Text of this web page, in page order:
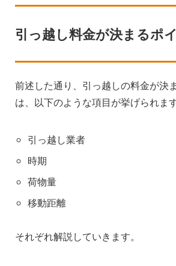
引っ越し料金が決まるポ
前述した通り、引っ越しの料金が決
は、以下のような項目が挙げられます
引っ越し業者
時期
荷物量
移動距離
それぞれ解説していきます。